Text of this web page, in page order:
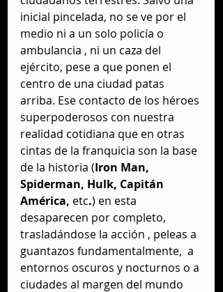
inicial pincelada, no se ve por el
medio ni a un solo policía o
ambulancia , ni un caza del
ejército, pese a que ponen el
centro de una ciudad patas
arriba. Ese contacto de los héroes
superpoderosos con nuestra
realidad cotidiana que en otras
cintas de la franquicia son la base
de la historia (Iron Man,
Spiderman, Hulk, Capitán
América, etc.) en esta
desaparecen por completo,
trasladándose la acción , peleas a
guantazos fundamentalmente,  a
entornos oscuros y nocturnos o a
ciudades al margen del mundo